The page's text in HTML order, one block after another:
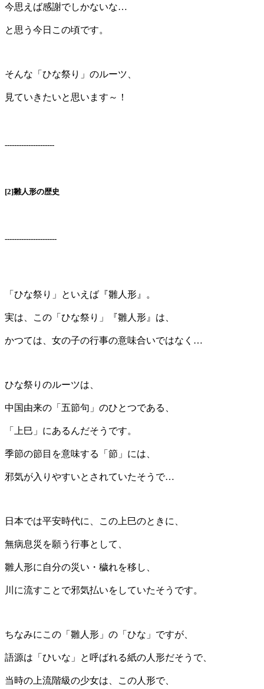
今思えば感謝でしかないな…
と思う今日この頃です。
そんな「ひな祭り」のルーツ、
見ていきたいと思います～！
---------------------
[2]雛人形の歴史
----------------------
「ひな祭り」といえば『雛人形』。
実は、この「ひな祭り」『雛人形』は、
かつては、女の子の行事の意味合いではなく…
ひな祭りのルーツは、
中国由来の「五節句」のひとつである、
「上巳」にあるんだそうです。
季節の節目を意味する「節」には、
邪気が入りやすいとされていたそうで…
日本では平安時代に、この上巳のときに、
無病息災を願う行事として、
雛人形に自分の災い・穢れを移し、
川に流すことで邪気払いをしていたそうです。
ちなみにこの「雛人形」の「ひな」ですが、
語源は「ひいな」と呼ばれる紙の人形だそうで、
当時の上流階級の少女は、この人形で、